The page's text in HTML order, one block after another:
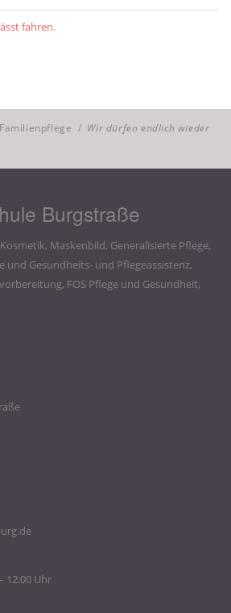
fahren.
/ Wir dürfen endlich wieder
Burgstraße
Maskenbild, Generalisierte Pflege,
und Gesundheits- und Pflegeassistenz,
FOS Pflege und Gesundheit,
12:00 Uhr